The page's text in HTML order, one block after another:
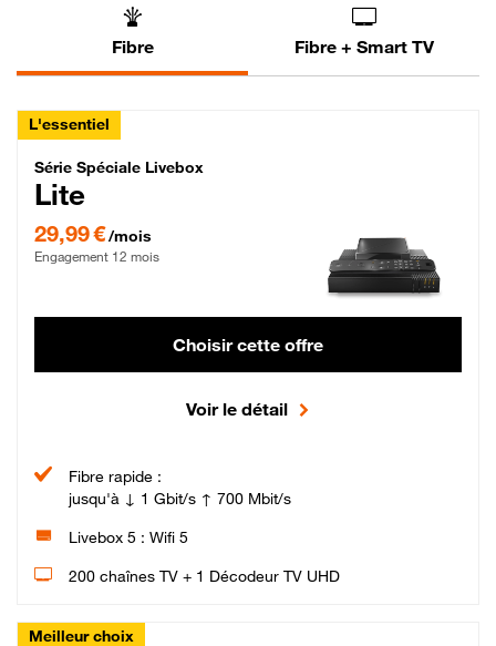
Fibre Fibre + Smart TV
L'essentiel
Série Spéciale Livebox Lite Fibre
Série Spéciale Livebox
Lite
29,99 €/mois
Engagement 12 mois
Choisir cette offre
Voir le détail
Fibre rapide :
jusqu'à ↓ 1 Gbit/s ↑ 700 Mbit/s
Livebox 5 : Wifi 5
200 chaînes TV + 1 Décodeur TV UHD
Meilleur choix